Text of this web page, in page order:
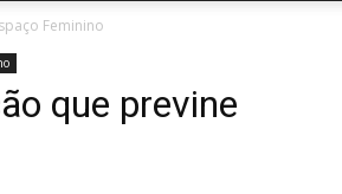
Feminino
que previne